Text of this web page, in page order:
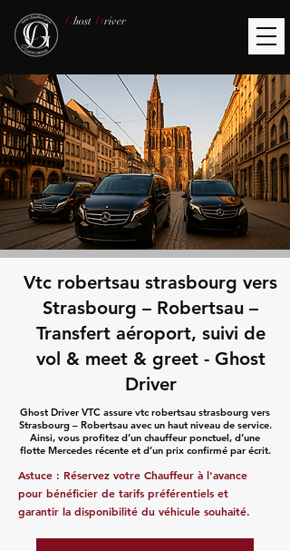
Ghost Driver
Vtc robertsau strasbourg vers
Strasbourg – Robertsau –
Transfert aéroport, suivi de
vol & meet & greet - Ghost
Driver
Ghost Driver VTC assure vtc robertsau strasbourg vers
Strasbourg – Robertsau avec un haut niveau de service.
Ainsi, vous profitez d’un chauffeur ponctuel, d’une
flotte Mercedes récente et d’un prix confirmé par écrit.
Astuce : Réservez votre Chauffeur à l'avance
pour bénéficier de tarifs préférentiels et
garantir la disponibilité du véhicule souhaité.